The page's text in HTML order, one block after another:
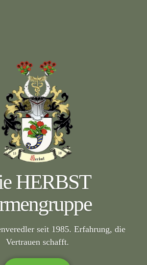
HERBST
seit 1985. Erfahrung, die
Vertrauen schafft.